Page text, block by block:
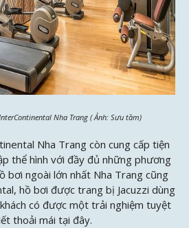
Nha Trang ( Ảnh: Sưu tầm)
Nha Trang còn cung cấp tiện
thể hình với đầy đủ những phương
bơi ngoài lớn nhất Nha Trang cũng
hồ bơi được trang bị Jacuzzi dùng
có được một trải nghiệm tuyệt
thoải mái tại đây.